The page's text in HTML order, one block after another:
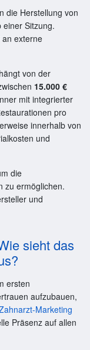
die Herstellung von
Sitzung.
an externe
von der
15.000 €
mit integrierter
pro
innerhalb von
und
die
zu ermöglichen.
und
sieht das
ersten
aufzubauen,
Marketing
Präsenz auf allen